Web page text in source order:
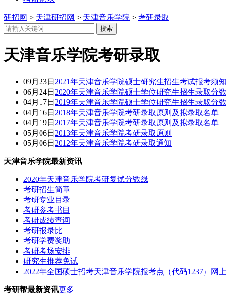
研招网 > 天津研招网 > 天津音乐学院 > 考研录取
天津音乐学院考研录取
09月23日 2021年天津音乐学院硕士研究生招生考试报考须知
06月24日 2020年天津音乐学院硕士学位研究生招生录取分
04月17日 2019年天津音乐学院硕士学位研究生招生录取分
04月16日 2018年天津音乐学院考研录取原则及拟录取名单
04月19日 2017年天津音乐学院考研录取原则及拟录取名单
05月06日 2013年天津音乐学院考研录取原则
05月06日 2012年天津音乐学院考研录取通知
天津音乐学院最新资讯
2020年天津音乐学院考研复试分数线
考研招生简章
考研专业目录
考研参考书目
考研成绩查询
考研报录比
考研学费奖助
考研考场安排
研究生推荐免试
2022年全国硕士招考天津音乐学院报考点（代码1237）网
考研帮最新资讯更多